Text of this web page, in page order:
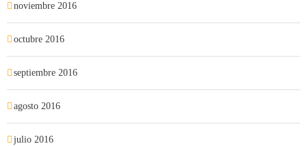
noviembre 2016
octubre 2016
septiembre 2016
agosto 2016
julio 2016